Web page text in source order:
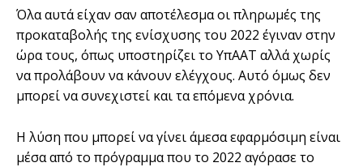
Όλα αυτά είχαν σαν αποτέλεσμα οι πληρωμές της
προκαταβολής της ενίσχυσης του 2022 έγιναν στην
ώρα τους, όπως υποστηρίζει το ΥπΑΑΤ αλλά χωρίς
να προλάβουν να κάνουν ελέγχους. Αυτό όμως δεν
μπορεί να συνεχιστεί και τα επόμενα χρόνια.
Η λύση που μπορεί να γίνει άμεσα εφαρμόσιμη είναι
μέσα από το πρόγραμμα που το 2022 αγόρασε το